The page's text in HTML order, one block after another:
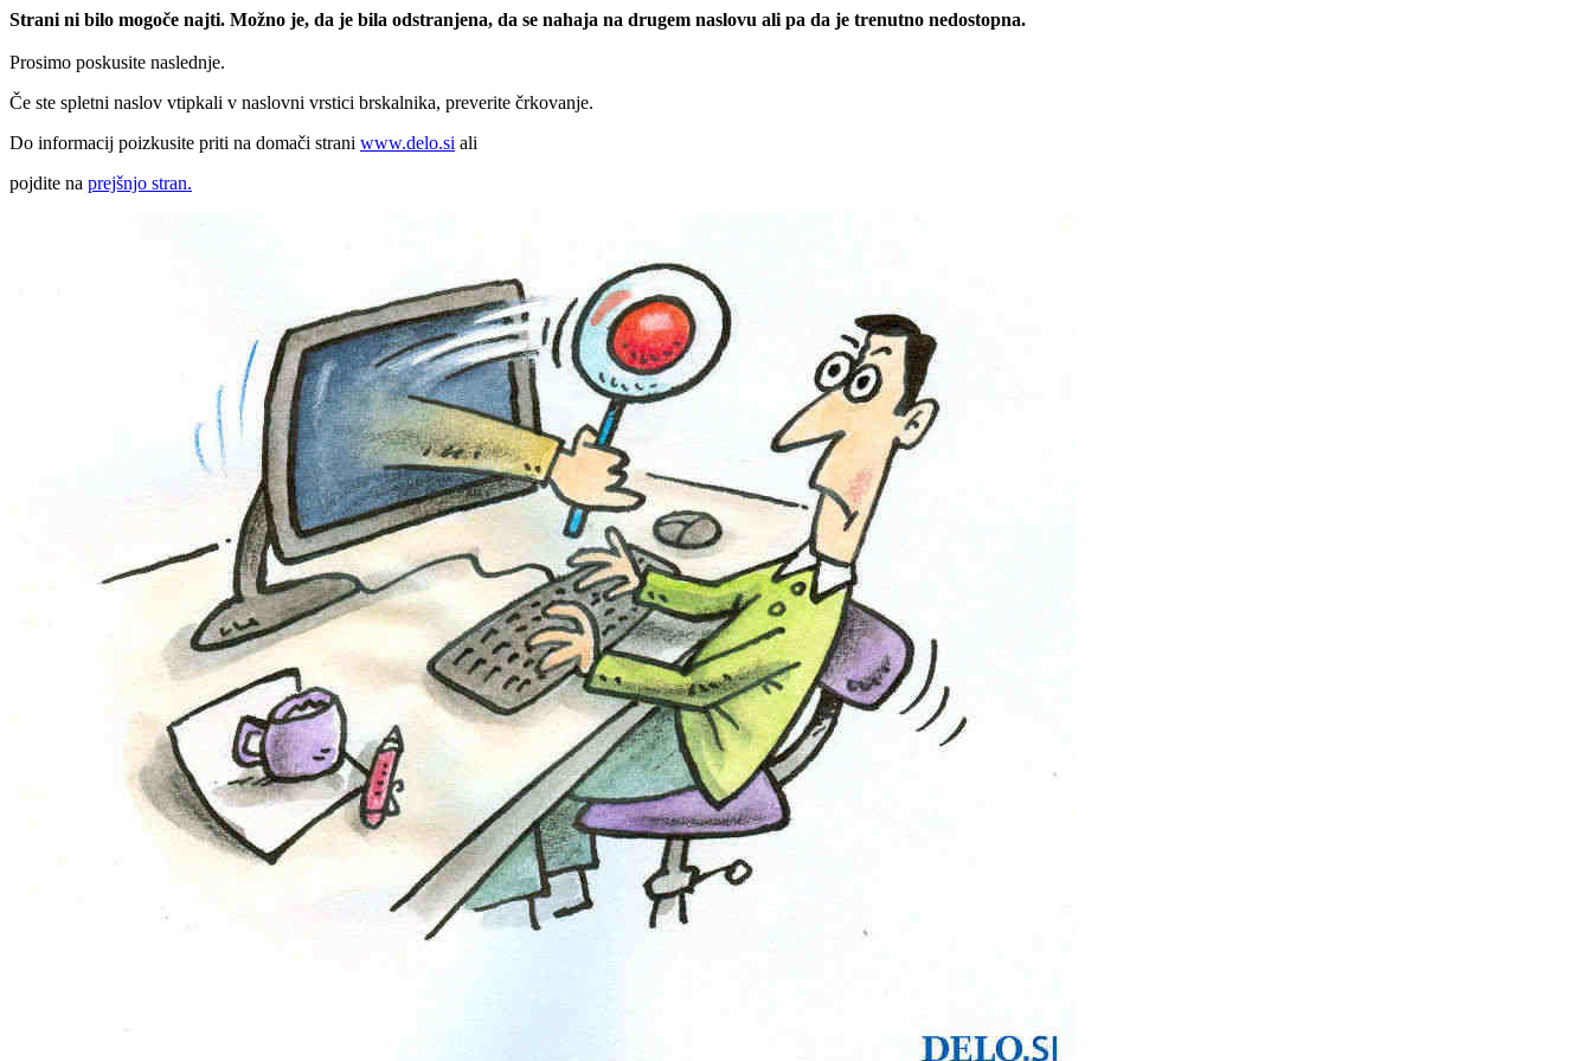
Strani ni bilo mogoče najti. Možno je, da je bila odstranjena, da se nahaja na drugem naslovu ali pa da je trenutno nedostopna.
Prosimo poskusite naslednje.
Če ste spletni naslov vtipkali v naslovni vrstici brskalnika, preverite črkovanje.
Do informacij poizkusite priti na domači strani www.delo.si ali
pojdite na prejšnjo stran.